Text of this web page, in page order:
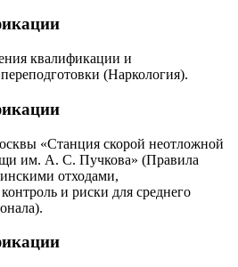
квалификации и
(Наркология).
«Станция скорой неотложной
им. А. С. Пучкова» (Правила
отходами,
и риски для среднего